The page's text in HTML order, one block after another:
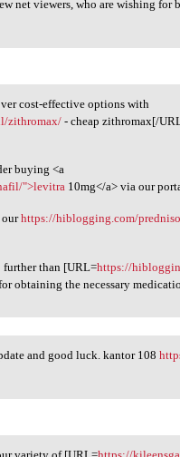
net viewers, who are wishing for
cost-effective options with
zithromax/ - cheap zithromax[/
buying <a
">levitra 10mg</a> via our
ourhttps://hiblogging.com/
further than [URL=https://
obtaining the necessary
and good luck. kantor 108